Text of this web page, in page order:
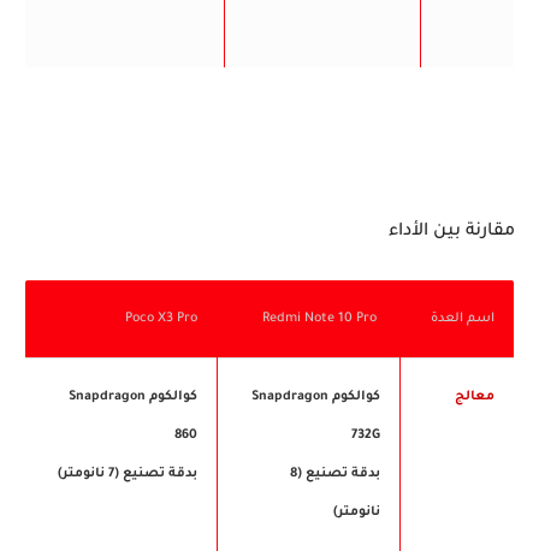
مقارنة بين الأداء
اسم العدة Redmi Note 10 Pro
Poco X3 Pro
معالج كوالكوم Snapdragon
732G
بدقة تصنيع (8
نانومتر)
كوالكوم Snapdragon
860
بدقة تصنيع (7 نانومتر)